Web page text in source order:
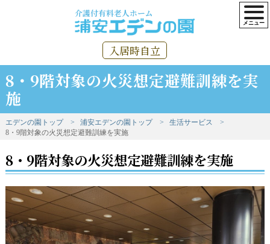
介護付有料老人ホーム
入居時自立
8・9階対象の火災想定避難訓練を実
施
エデンの園トップ 浦安エデンの園トップ
生活サービス
8・9階対象の火災想定避難訓練を実施
8・9階対象の火災想定避難訓練を実施